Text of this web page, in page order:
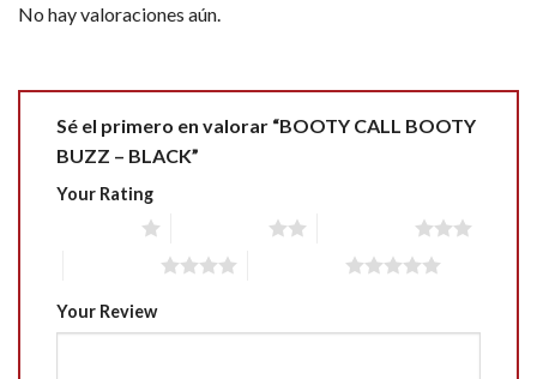
No hay valoraciones aún.
Sé el primero en valorar “BOOTY CALL BOOTY
BUZZ – BLACK”
Your Rating
Your Review